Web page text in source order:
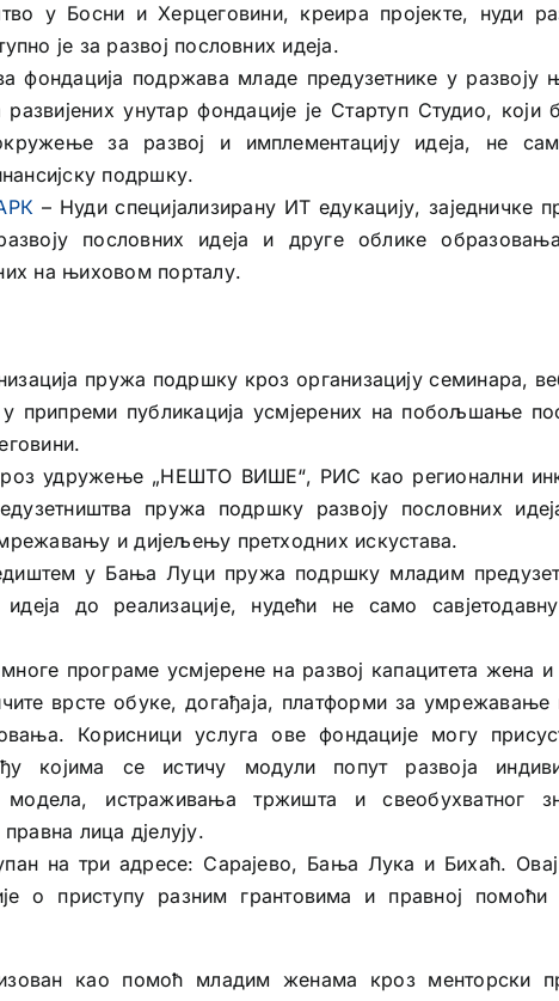
у Босни и Херцеговини, креира пројекте, нуди
је за развој пословних идеја.
фондација подржава младе предузетнике у развоју
унутар фондације је Стартуп Студио, који
за развој и имплементацију идеја, не
подршку.
– Нуди специјализирану ИТ едукацију, заједничке
пословних идеја и друге облике
на њиховом порталу.
пружа подршку кроз организацију семинара,
у припреми публикација усмјерених на побољшање
удружење „НЕШТО ВИШЕ“, РИС као регионални
пружа подршку развоју пословних
и дијељењу претходних искустава.
у Бања Луци пружа подршку младим
до реализације, нудећи не само
програме усмјерене на развој капацитета жена
врсте обуке, догађаја, платформи за умрежавање
Корисници услуга ове фондације могу
којима се истичу модули попут развоја
модела, истраживања тржишта и свеобухватног
лица дјелују.
на три адресе: Сарајево, Бања Лука и Бихаћ.
о приступу разним грантовима и правној
као помоћ младим женама кроз менторски